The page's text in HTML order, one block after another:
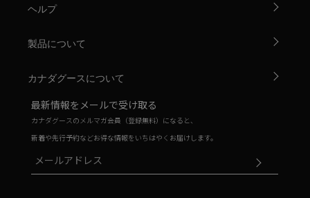
ヘルプ
製品について
カナダグースについて
最新情報をメールで受け取る
カナダグースのメルマガ会員（登録無料）になると、
新着や先行予約などお得な情報をいちはやくお届けします。